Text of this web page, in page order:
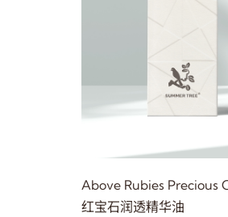
Above Rubies Precious
红宝石润透精华油